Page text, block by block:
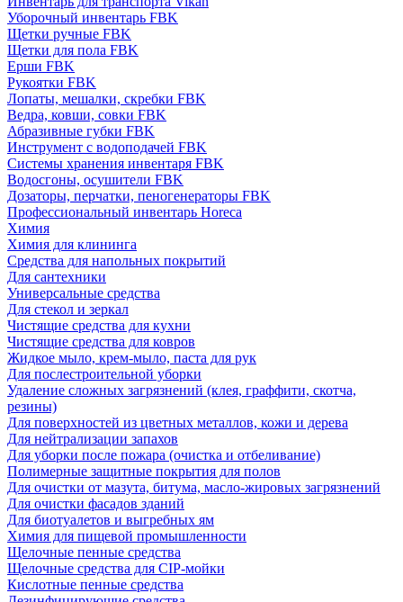
Уборочный инвентарь FBK
Щетки ручные FBK
Щетки для пола FBK
Ерши FBK
Рукоятки FBK
Лопаты, мешалки, скребки FBK
Ведра, ковши, совки FBK
Абразивные губки FBK
Инструмент с водоподачей FBK
Системы хранения инвентаря FBK
Водосгоны, осушители FBK
Дозаторы, перчатки, пеногенераторы FBK
Профессиональный инвентарь Horeca
Химия
Химия для клининга
Средства для напольных покрытий
Для сантехники
Универсальные средства
Для стекол и зеркал
Чистящие средства для кухни
Чистящие средства для ковров
Жидкое мыло, крем-мыло, паста для рук
Для послестроительной уборки
Удаление сложных загрязнений (клея, граффити, скотча,
резины)
Для поверхностей из цветных металлов, кожи и дерева
Для нейтрализации запахов
Для уборки после пожара (очистка и отбеливание)
Полимерные защитные покрытия для полов
Для очистки от мазута, битума, масло-жировых загрязнений
Для очистки фасадов зданий
Для биотуалетов и выгребных ям
Химия для пищевой промышленности
Щелочные пенные средства
Щелочные средства для CIP-мойки
Кислотные пенные средства